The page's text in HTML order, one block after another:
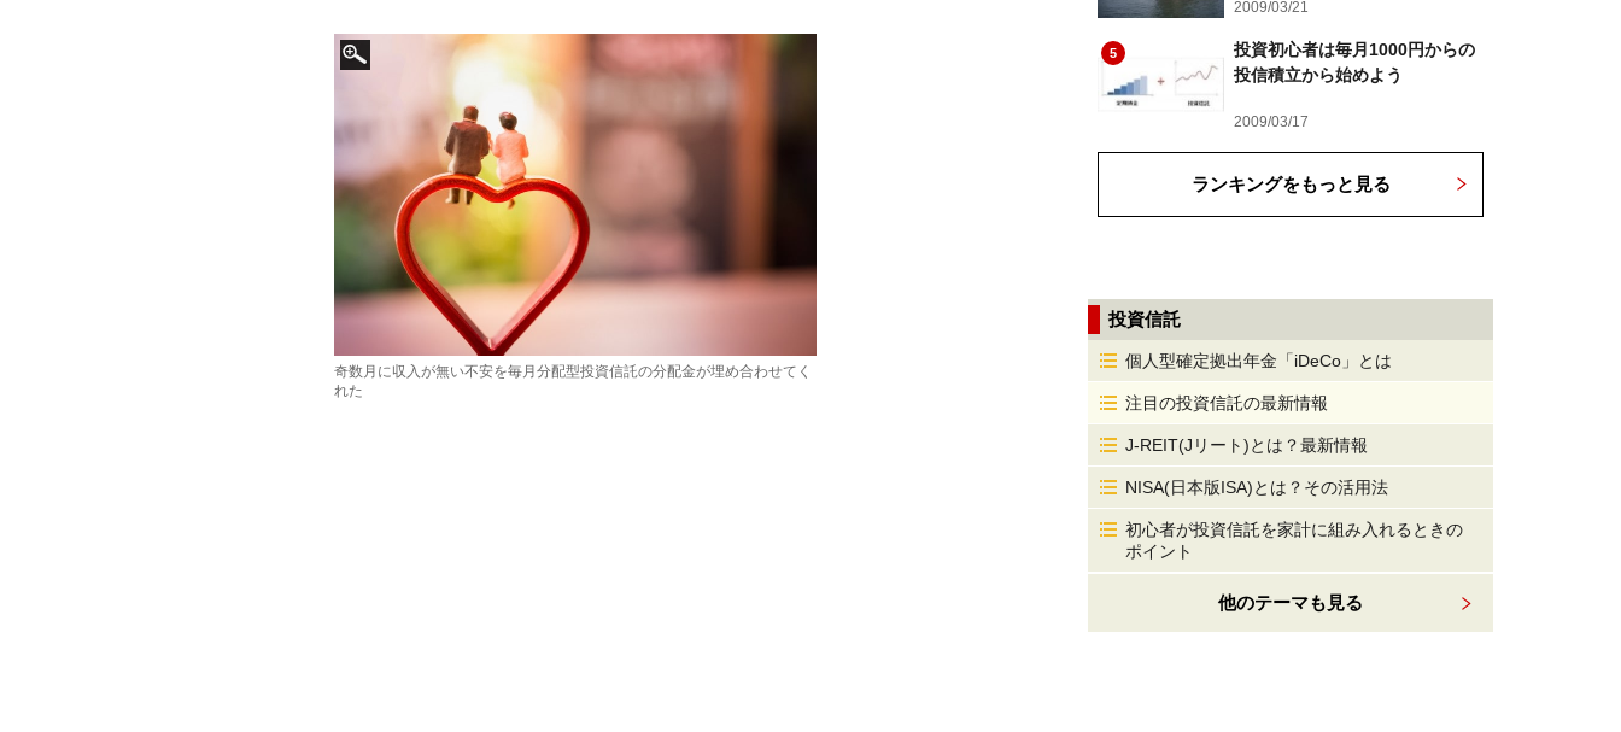
奇数月に収入が無い不安を毎月分配型投資信託の分配金が埋め合わせてく
れた
2009/03/21
5
投資初心者は毎月1000円からの
投信積立から始めよう
2009/03/17
ランキングをもっと見る
投資信託
個人型確定拠出年金「iDeCo」とは
注目の投資信託の最新情報
J-REIT(Jリート)とは？最新情報
NISA(日本版ISA)とは？その活用法
初心者が投資信託を家計に組み入れるときの
ポイント
他のテーマも見る